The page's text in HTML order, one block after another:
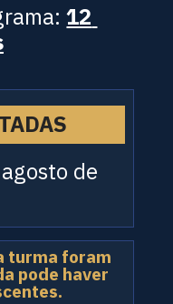
12
de
turma foram
pode haver